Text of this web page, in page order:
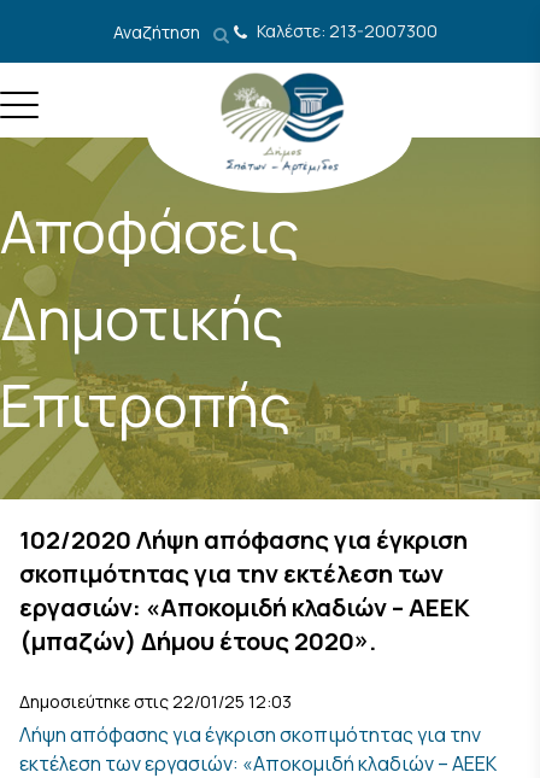
Αναζήτηση Καλέστε: 213-2007300
Αποφάσεις
Δημοτικής
Επιτροπής
102/2020 Λήψη απόφασης για έγκριση
σκοπιμότητας για την εκτέλεση των
εργασιών: «Αποκομιδή κλαδιών – ΑΕΕΚ
(μπαζών) Δήμου έτους 2020».
Δημοσιεύτηκε στις 22/01/25 12:03
Λήψη απόφασης για έγκριση σκοπιμότητας για την
εκτέλεση των εργασιών: «Αποκομιδή κλαδιών – ΑΕΕΚ